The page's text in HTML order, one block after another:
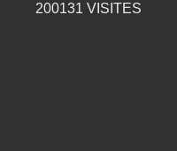
200131 VISITES